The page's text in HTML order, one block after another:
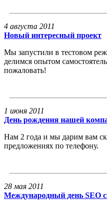
4 августа 2011
Новый интересный проект
Мы запустили в тестовом
делимся опытом
пожаловать!
1 июня 2011
День рождения нашей
Нам 2 года и мы дарим вам
предложениях по телефону.
28 мая 2011
Международный день SEO